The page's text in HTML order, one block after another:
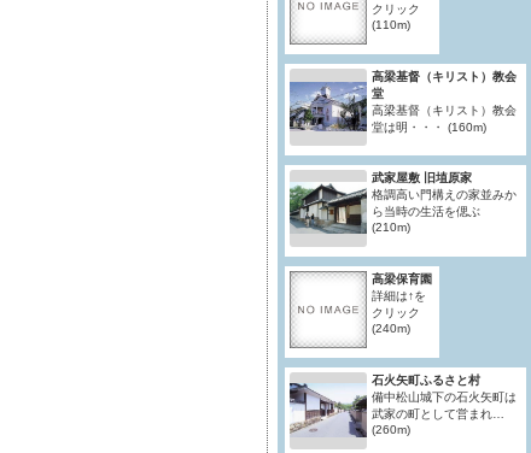
クリック
(110m)
高梁基督（キリスト）教会
堂
高梁基督（キリスト）教会
堂は明・・・ (160m)
武家屋敷 旧埴原家
格調高い門構えの家並みか
ら当時の生活を偲ぶ
(210m)
高梁保育園
詳細は↑を
クリック
(240m)
石火矢町ふるさと村
備中松山城下の石火矢町は
武家の町として営まれ…
(260m)